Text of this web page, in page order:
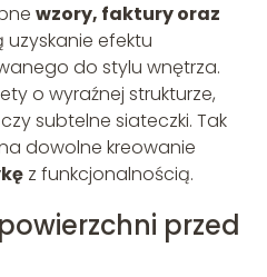
wzory, faktury oraz
uzyskanie efektu
do stylu wnętrza.
o wyraźnej strukturze,
subtelne siateczki. Tak
dowolne kreowanie
z funkcjonalnością.
przed